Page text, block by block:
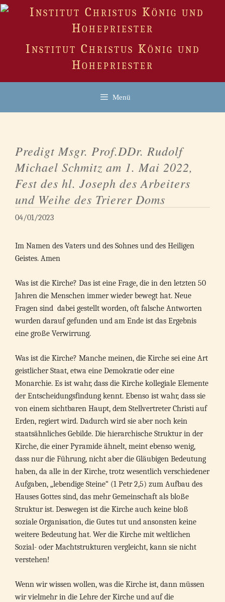
Zum
Institut Christus König und
Hohepriester
Menü
Predigt Msgr. Prof.DDr. Rudolf
Michael Schmitz am 1. Mai 2022,
Fest des hl. Joseph des Arbeiters
und Weihe des Trierer Doms
04/01/2023
Im Namen des Vaters und des Sohnes und des Heiligen
Geistes. Amen
Was ist die Kirche? Das ist eine Frage, die in den letzten 50
Jahren die Menschen immer wieder bewegt hat. Neue
Fragen sind dabei gestellt worden, oft falsche Antworten
wurden darauf gefunden und am Ende ist das Ergebnis
eine große Verwirrung.
Was ist die Kirche? Manche meinen, die Kirche sei eine Art
geistlicher Staat, etwa eine Demokratie oder eine
Monarchie. Es ist wahr, dass die Kirche kollegiale Elemente
der Entscheidungsfindung kennt. Ebenso ist wahr, dass sie
von einem sichtbaren Haupt, dem Stellvertreter Christi auf
Erden, regiert wird. Dadurch wird sie aber noch kein
staatsähnliches Gebilde. Die hierarchische Struktur in der
Kirche, die einer Pyramide ähnelt, meint ebenso wenig,
dass nur die Führung, nicht aber die Gläubigen Bedeutung
haben, da alle in der Kirche, trotz wesentlich verschiedener
Aufgaben, „lebendige Steine“ (1 Petr 2,5) zum Aufbau des
Hauses Gottes sind, das mehr Gemeinschaft als bloße
Struktur ist. Deswegen ist die Kirche auch keine bloß
soziale Organisation, die Gutes tut und ansonsten keine
weitere Bedeutung hat. Wer die Kirche mit weltlichen
Sozial- oder Machtstrukturen vergleicht, kann sie nicht
verstehen!
Wenn wir wissen wollen, was die Kirche ist, dann müssen
wir vielmehr in die Lehre der Kirche und auf die